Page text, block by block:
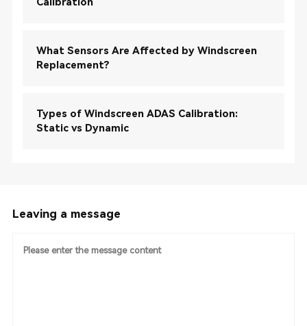
What Sensors Are Affected by Windscreen
Replacement?
Types of Windscreen ADAS Calibration:
Static vs Dynamic
Leaving a message